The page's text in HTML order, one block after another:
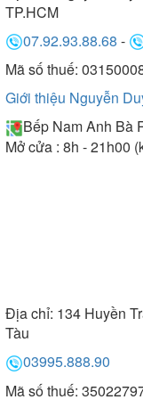
TP.HCM
07.92.93.88.68 -
Mã số thuế:
Giới thiệu Nguyễn
Bếp Nam Anh Bà
Mở cửa : 8h - 21h00
Địa chỉ: 134 Huyền
Tàu
03995.888.90
Mã số thuế: